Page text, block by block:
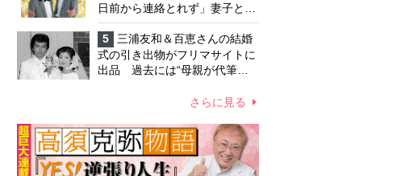
日前から連絡とれず」妻子とは
別居で孤独を感じていた
5
三浦友和＆百恵さんの結婚
式の引き出物がフリマサイトに
出品 過去には“母親が代筆し
ほどで売買 昭和スターグッズ
さらに見る